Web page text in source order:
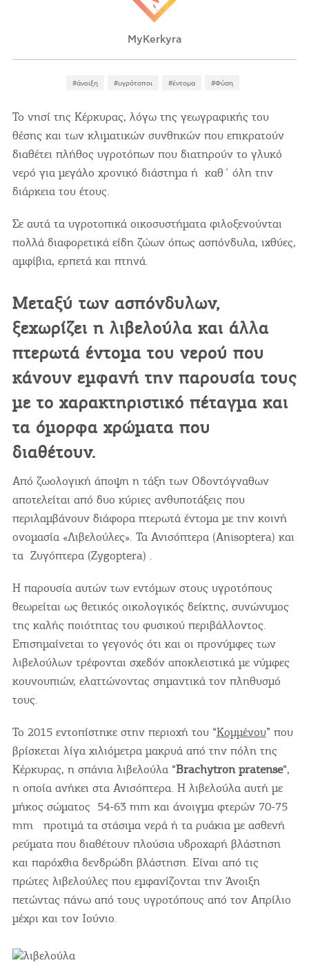
Περιοδικό
Χάρτης Προορισμών
Videos
Επικοινωνία
MyKerkyra
#άνοιξη #υγρότοποι #έντομα #Φύση
Το νησί της Κέρκυρας, λόγω της γεωγραφικής του
θέσης και των κλιματικών συνθηκών που επικρατούν
διαθέτει πλήθος υγροτόπων που διατηρούν το γλυκό
νερό για μεγάλο χρονικό διάστημα ή καθ΄ όλη την
διάρκεια του έτους.
Σε αυτά τα υγροτοπικά οικοσυστήματα φιλοξενούνται
πολλά διαφορετικά είδη ζώων όπως ασπόνδυλα, ιχθύες,
αμφίβια, ερπετά και πτηνά.
Μεταξύ των ασπόνδυλων,
ξεχωρίζει η λιβελούλακαι άλλα
πτερωτά έντομα του νερού που
κάνουν εμφανή την παρουσία τους
με το χαρακτηριστικό πέταγμα και
τα όμορφα χρώματα που
διαθέτουν.
Από ζωολογική άποψη η τάξη των Οδοντόγναθων
αποτελείται από δυο κύριες ανθυποτάξεις που
περιλαμβάνουν διάφορα πτερωτά έντομα με την κοινή
ονομασία «Λιβελούλες». Τα Ανισόπτερα (Anisoptera) και
τα Ζυγόπτερα (Zygoptera) .
Η παρουσία αυτών των εντόμων στους υγροτόπους
θεωρείται ως θετικός οικολογικός δείκτης, συνώνυμος
της καλής ποιότητας του φυσικού περιβάλλοντος.
Επισημαίνεται το γεγονός ότι και οι προνύμφες των
λιβελούλων τρέφονται σχεδόν αποκλειστικά με νύμφες
κουνουπιών, ελαττώνοντας σημαντικά τον πληθυσμό
τους.
Το 2015 εντοπίστηκε στην περιοχή του “Κομμένου” που
βρίσκεται λίγα χιλιόμετρα μακρυά από την πόλη της
Κέρκυρας, η σπάνια λιβελούλα “Brachytron pratense“,
η οποία ανήκει στα Ανισόπτερα. Η λιβελούλα αυτή με
μήκος σώματος 54-63 mm και άνοιγμα φτερών 70-75
mm προτιμά τα στάσιμα νερά ή τα ρυάκια με ασθενή
ρεύματα που διαθέτουν πλούσια υδροχαρή βλάστηση
και παρόχθια δενδρώδη βλάστηση. Είναι από τις
πρώτες λιβελούλες που εμφανίζονται την Άνοιξη
πετώντας πάνω από τους υγροτόπους από τον Απρίλιο
μέχρι και τον Ιούνιο.